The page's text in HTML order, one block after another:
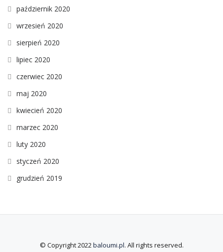
październik 2020
wrzesień 2020
sierpień 2020
lipiec 2020
czerwiec 2020
maj 2020
kwiecień 2020
marzec 2020
luty 2020
styczeń 2020
grudzień 2019
© Copyright 2022baloumi.pl. All rights reserved.